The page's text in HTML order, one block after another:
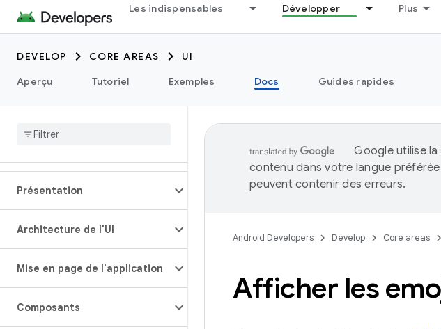
Les indispensables Développer Plus
DEVELOP CORE AREAS
UI
Aperçu
Tutoriel Exemples Docs Guides rapides
Présentation
Architecture de l'UI
Mise en page de l'application
Composants
Google utilise
contenu dans votre langue
peuvent contenir des erreurs.
Android Developers Develop Core areas
Afficher les